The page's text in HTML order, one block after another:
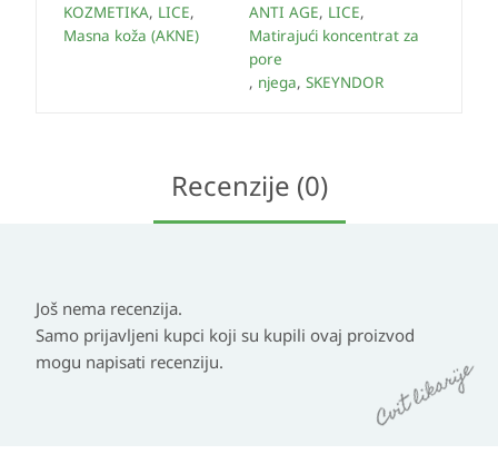
KOZMETIKA, LICE,
Masna koža (AKNE)
ANTI AGE, LICE,
Matirajući koncentrat za
pore
, njega, SKEYNDOR
Recenzije (0)
Još nema recenzija.
Samo prijavljeni kupci koji su kupili ovaj proizvod
mogu napisati recenziju.